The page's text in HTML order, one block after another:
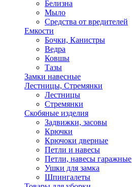
Белизна
Мыло
Средства от вредителей
Емкости
Бочки, Канистры
Ведра
Ковшы
Тазы
Замки навесные
Лестницы, Стремянки
Лестницы
Стремянки
Скобяные изделия
Задвижки, засовы
Крючки
Крючоки дверные
Петли и навесы
Петли, навесы гаражные
Ушки для замка
Шпингалеты